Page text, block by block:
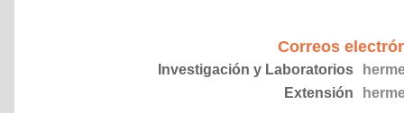
Correos
Investigación y Laboratorios
Extensión